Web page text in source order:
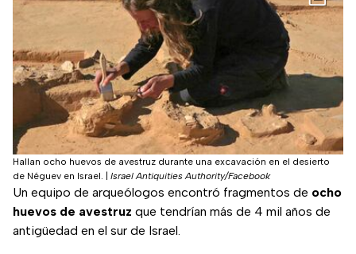
Hallan ocho huevos de avestruz durante una excavación en el desierto
de Néguev en Israel.
Israel Antiquities Authority/Facebook
Un equipo de arqueólogos encontró fragmentos de ocho
huevos de avestruz que tendrían más de 4 mil años de
antigüedad en el sur de Israel.